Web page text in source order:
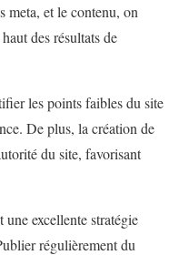
meta, et le contenu, on
des résultats de
les points faibles du site
De plus, la création de
du site, favorisant
excellente stratégie
régulièrement du